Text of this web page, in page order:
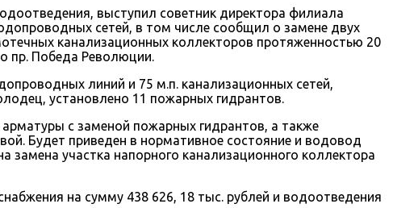
выступил советник директора филиала
сетей, в том числе сообщил о замене двух
канализационных коллекторов протяженностью 20
пр. Победа Революции.
линий и 75 м.п. канализационных сетей,
установлено 11 пожарных гидрантов.
с заменой пожарных гидрантов, а также
Будет приведен в нормативное состояние и водовод
участка напорного канализационного коллектора
на сумму 438 626, 18 тыс. рублей и водоотведения